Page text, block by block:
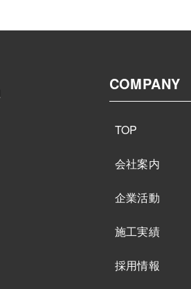
COMPANY
TOP
会社案内
企業活動
施工実績
採用情報